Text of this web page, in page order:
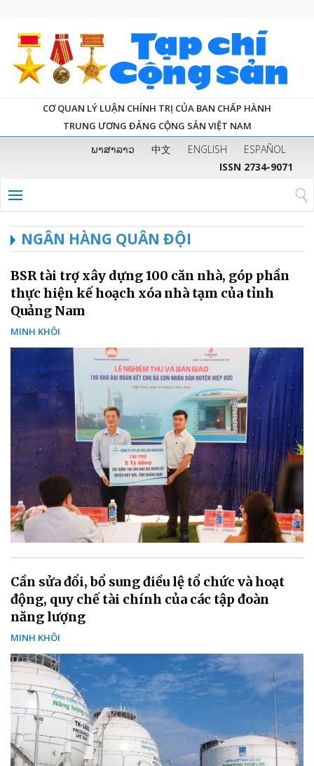
CƠ QUAN LÝ LUẬN CHÍNH TRỊ CỦA BAN CHẤP HÀNH
TRUNG ƯƠNG ĐẢNG CỘNG SẢN VIỆT NAM
ພາສາລາວ 中文 ENGLISH
ESPAÑOL
ISSN 2734-9071
NGÂN HÀNG QUÂN ĐỘI
BSR tài trợ xây dựng 100 căn nhà, góp phần
thực hiện kế hoạch xóa nhà tạm của tỉnh
Quảng Nam
MINH KHÔI
Cần sửa đổi, bổ sung điều lệ tổ chức và hoạt
động, quy chế tài chính của các tập đoàn
năng lượng
MINH KHÔI